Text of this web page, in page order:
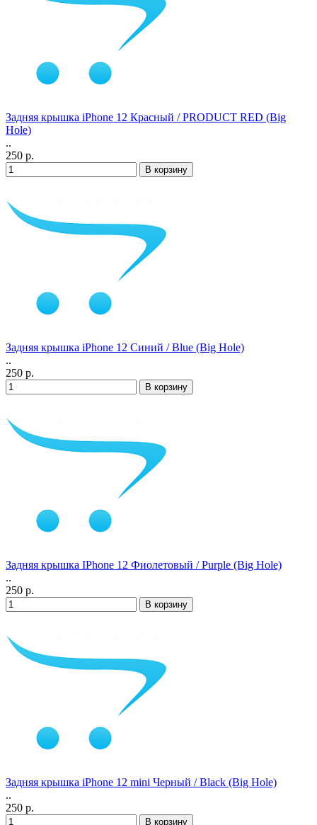
Задняя крышка iPhone 12 Красный / PRODUCT RED (Big
Hole)
..
250 р.
Задняя крышка iPhone 12 Синий / Blue (Big Hole)
..
250 р.
Задняя крышка IPhone 12 Фиолетовый / Purple (Big Hole)
..
250 р.
Задняя крышка iPhone 12 mini Черный / Black (Big Hole)
..
250 р.